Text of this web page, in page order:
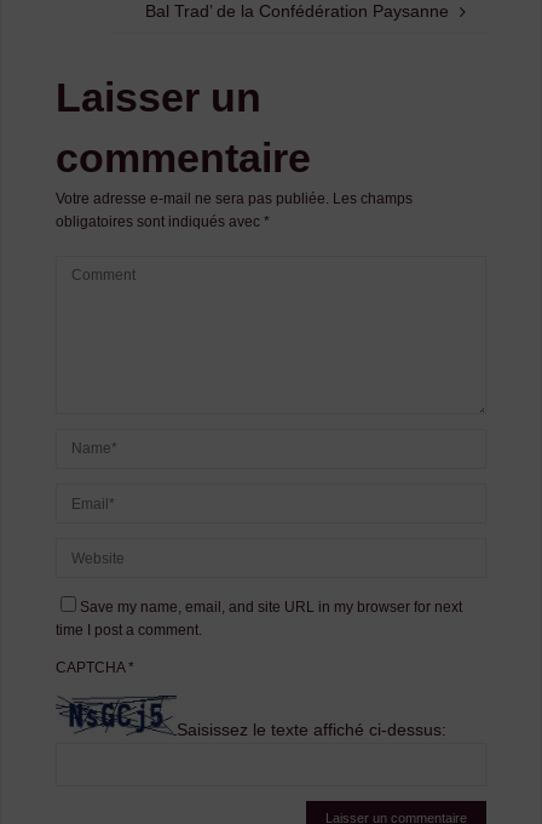
Bal Trad’ de la Confédération Paysanne
Laisser un
commentaire
Votre adresse e-mail ne sera pas publiée. Les champs
obligatoires sont indiqués avec *
Save my name, email, and site URL in my browser for next
time I post a comment.
CAPTCHA*
Saisissez le texte affiché ci-dessus: